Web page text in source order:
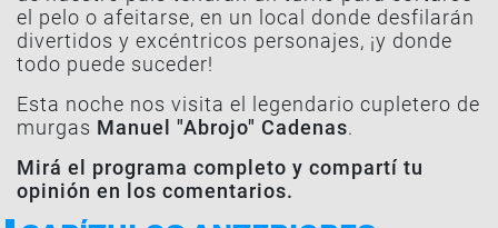
el pelo o afeitarse, en un local donde desfilarán
divertidos y excéntricos personajes, ¡y donde
todo puede suceder!
Esta noche nos visita el legendario cupletero de
murgas Manuel "Abrojo" Cadenas.
Mirá el programa completo y compartí tu
opinión en los comentarios.